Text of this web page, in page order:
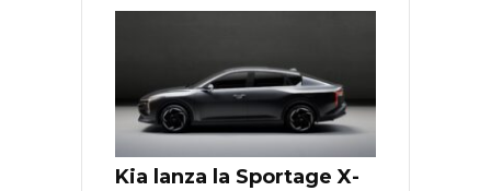
Kia lanza la Sportage X-